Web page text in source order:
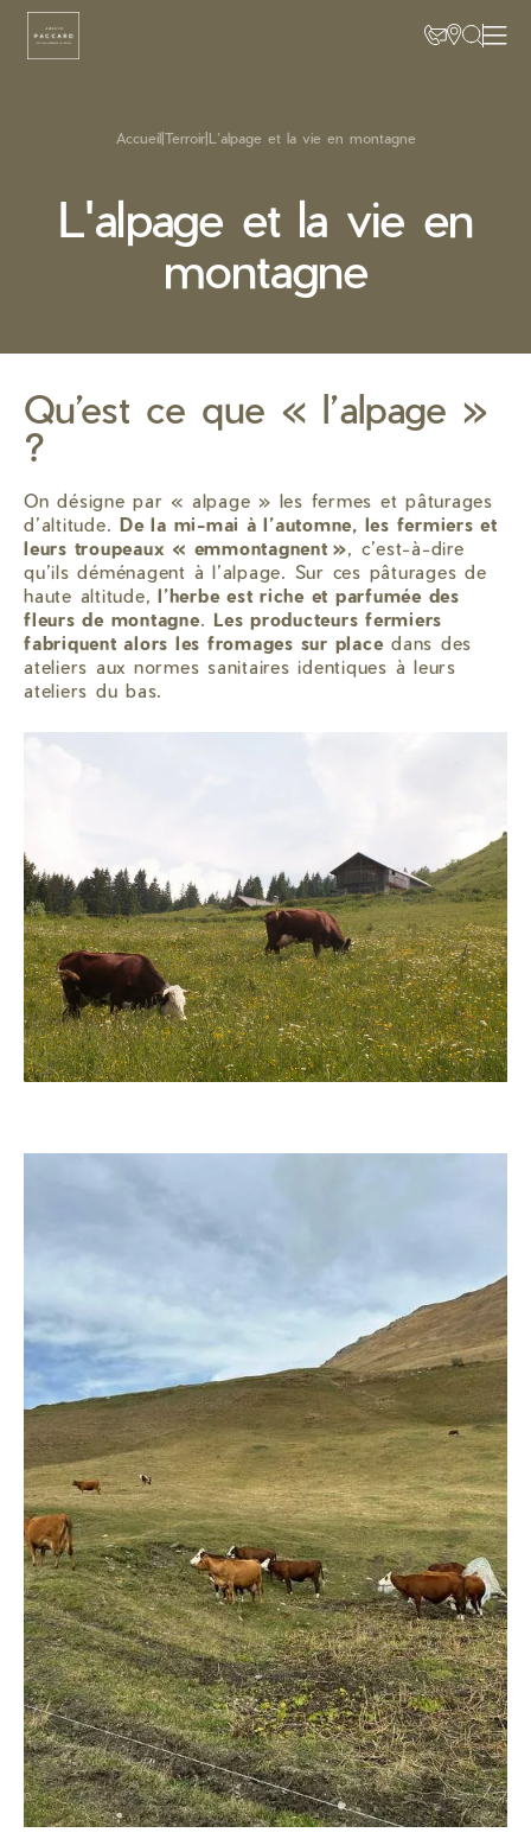
Accueil| Terroir| L’alpage et la vie en montagne
L'alpage et la vie en
montagne
Qu’est ce que « l’alpage »
?
On désigne par « alpage » les fermes et pâturages
d’altitude. De la mi-mai à l’automne, les fermiers et
leurs troupeaux « emmontagnent », c’est-à-dire
qu’ils déménagent à l’alpage. Sur ces pâturages de
haute altitude, l’herbe est riche et parfumée des
fleurs de montagne. Les producteurs fermiers
fabriquent alors les fromages sur placedans des
ateliers aux normes sanitaires identiques à leurs
ateliers du bas.